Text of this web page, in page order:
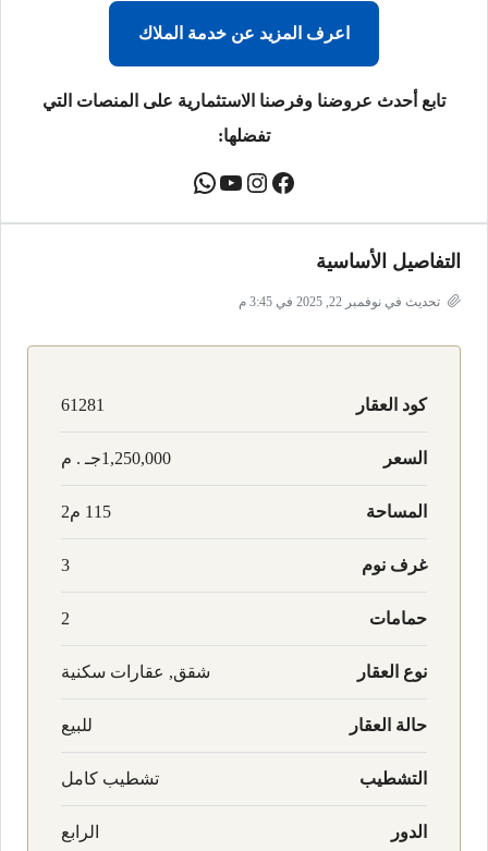
اعرف المزيد عن خدمة الملاك
تابع أحدث عروضنا وفرصنا الاستثمارية على المنصات التي
تفضلها:
التفاصيل الأساسية
تحديث في نوفمبر 22, 2025 في 3:45 م
كود العقار 61281
السعر 1,250,000جـ . م
المساحة 115 م2
غرف نوم 3
حمامات 2
نوع العقار شقق, عقارات سكنية
حالة العقار للبيع
التشطيب تشطيب كامل
الدور الرابع